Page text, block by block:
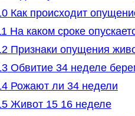
Как происходит
На каком сроке
Признаки опущения
Обвитие 34 неделе
Рожают ли 34 недели
Живот 15 16 неделе